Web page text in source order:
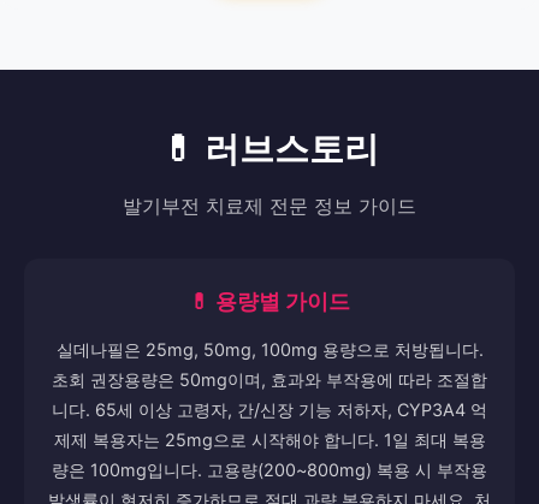
매일 첫 입금 15% 보너스 (최대 50만 원) 매일 두 번째 입금도 10%
구매하기
💊 러브스토리